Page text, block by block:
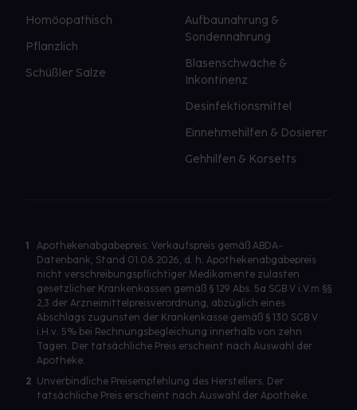
Homöopathisch
Pflanzlich
Schüßler Salze
Aufbaunahrung &
Sondennahrung
Blasenschwäche &
Inkontinenz
Desinfektionsmittel
Einnehmehilfen & Dosierer
Gehhilfen & Korsetts
1
Apothekenabgabepreis: Verkaufspreis gemäß ABDA-
Datenbank, Stand 01.08.2026, d. h. Apothekenabgabepreis
nicht verschreibungspflichtiger Medikamente zulasten
gesetzlicher Krankenkassen gemäß § 129 Abs. 5a SGB V i.V.m §§
2,3 der Arzneimittelpreisverordnung, abzüglich eines
Abschlags zugunsten der Krankenkasse gemäß § 130 SGB V
i.H.v. 5% bei Rechnungsbegleichung innerhalb von zehn
Tagen. Der tatsächliche Preis erscheint nach Auswahl der
Apotheke.
2 Unverbindliche Preisempfehlung des Herstellers. Der
tatsächliche Preis erscheint nach Auswahl der Apotheke.